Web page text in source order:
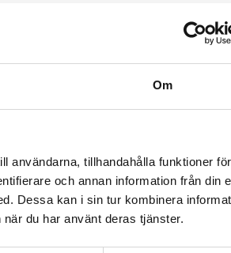
Om
användarna, tillhandahålla funktioner för
och annan information från din
Dessa kan i sin tur kombinera
du har använt deras tjänster.
smidigt förvaras i den praktiska,